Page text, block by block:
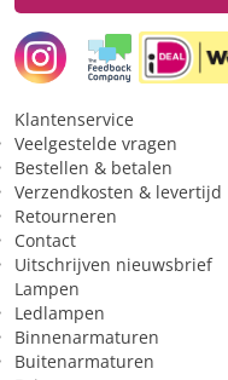
Type
Fitting
Type glas
Vorm
Beschermingsgraad (IP)
Licht
Kleurtype
Lichtkleur
Klantenservice
Veelgestelde vragen
Bestellen & betalen
Verzendkosten & levertijd
Retourneren
Contact
Uitschrijven nieuwsbrief
Lampen
Ledlampen
Binnenarmaturen
Buitenarmaturen